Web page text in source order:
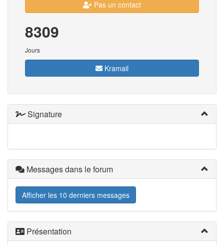
Pas un contact
8309
Jours
Kramail
Signature
Messages dans le forum
Afficher les 10 derniers messages
Présentation